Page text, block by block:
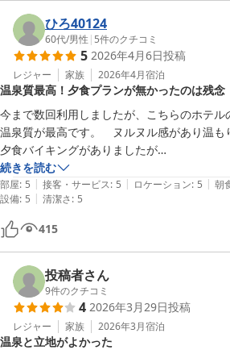
ひろ40124
60代/男性 | 5件のクチコミ
5 2026年4月6日投稿
レジャー 家族 2026年4月宿泊
温泉質最高！夕食プランが無かったのは残念
今まで数回利用しましたが、こちらのホテル
温泉質が最高です。　ヌルヌル感があり温
夕食バイキングがありましたが
今回は夕食のプランが無かったので残念でし
今後も定期的に利用させて頂く予定です。
続きを読む
部屋: 5 | 接客・サービス: 5 | ロケーション: 5 | 朝
設備: 5 | 清潔さ: 5
415
投稿者さん
9件のクチコミ
4 2026年3月29日投稿
レジャー 家族 2026年3月宿泊
温泉と立地がよかった